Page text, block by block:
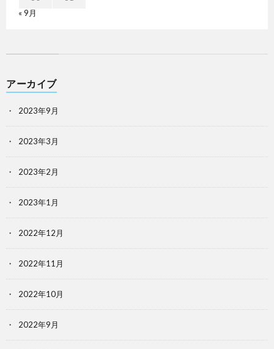
« 9月
アーカイブ
2023年9月
2023年3月
2023年2月
2023年1月
2022年12月
2022年11月
2022年10月
2022年9月